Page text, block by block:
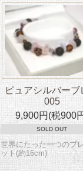
ピュアシルバーブ
005
9,900円(税900
SOLD OUT
世界にたった一つのブ
ット(約16cm)